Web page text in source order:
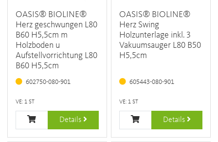
OASIS® BIOLINE®
Herz geschwungen L80
B60 H5,5cm m
Holzboden u
Aufstellvorrichtung L80
B60 H5,5cm
602750-080-901
VE: 1 ST
Details
OASIS® BIOLINE®
Herz Swing
Holzunterlage inkl. 3
Vakuumsauger L80 B50
H5,5cm
605443-080-901
VE: 1 ST
Details